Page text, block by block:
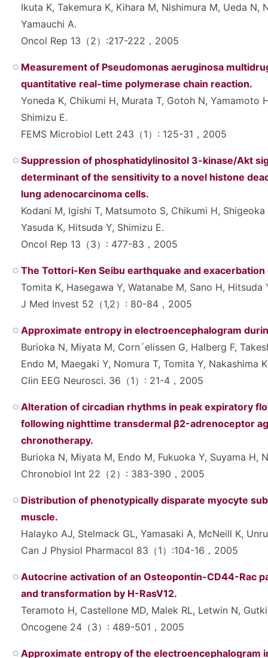
Ikuta K, Takemura K, Kihara M, Nishimura M, Ueda N,
Yamauchi A.
Oncol Rep 13（2）:217-222，2005
Measurement of Pseudomonas aeruginosa
quantitative real-time polymerase chain reaction.
Yoneda K, Chikumi H, Murata T, Gotoh N, Yamamoto
Shimizu E.
FEMS Microbiol Lett 243（1）: 125-31，2005
Suppression of phosphatidylinositol 3-kinase/Akt
determinant of the sensitivity to a novel histone
lung adenocarcinoma cells.
Kodani M, Igishi T, Matsumoto S, Chikumi H,
Yasuda K, Hitsuda Y, Shimizu E.
Oncol Rep 13（3）: 477-83，2005
The Tottori-Ken Seibu earthquake and exacerbation
Tomita K, Hasegawa Y, Watanabe M, Sano H, Hitsuda
J Med Invest 52（1,2）: 80-84，2005
Approximate entropy in electroencephalogram
Burioka N, Miyata M, Corn´elissen G, Halberg F,
Endo M, Maegaki Y, Nomura T, Tomita Y, Nakashima
Clin EEG Neurosci. 36（1）: 21-4，2005
Alteration of circadian rhythms in peak expiratory
following nighttime transdermal β2-adrenoceptor
chronotherapy.
Burioka N, Miyata M, Endo M, Fukuoka Y, Suyama H,
Chronobiol Int 22（2）: 383-390，2005
Distribution of phenotypically disparate myocyte
muscle.
Halayko AJ, Stelmack GL, Yamasaki A, McNeill K,
Can J Physiol Pharmacol 83（1）:104-16，2005
Autocrine activation of an Osteopontin-CD44-Rac
and transformation by H-RasV12.
Teramoto H, Castellone MD, Malek RL, Letwin N,
Oncogene 24（3）: 489-501，2005
Approximate entropy of the electroencephalogram